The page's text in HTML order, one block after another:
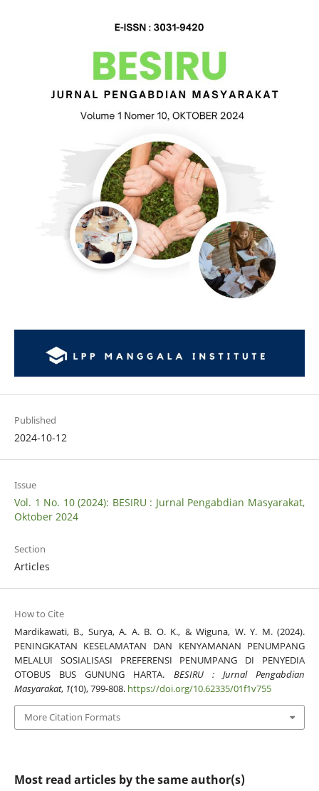
Published
2024-10-12
Issue
Vol. 1 No. 10 (2024): BESIRU : Jurnal Pengabdian Masyarakat,
Oktober 2024
Section
Articles
How to Cite
Mardikawati, B., Surya, A. A. B. O. K., & Wiguna, W. Y. M. (2024).
PENINGKATAN KESELAMATAN DAN KENYAMANAN PENUMPANG
MELALUI SOSIALISASI PREFERENSI PENUMPANG DI PENYEDIA
OTOBUS BUS GUNUNG HARTA. BESIRU : Jurnal Pengabdian
Masyarakat, 1(10), 799-808. https://doi.org/10.62335/01f1v755
More Citation Formats
Most read articles by the same author(s)